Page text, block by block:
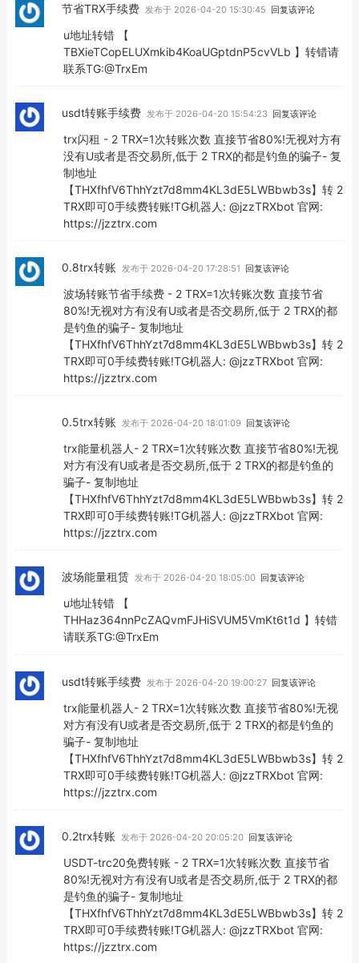
节省TRX手续费 发布于 2026-04-20 15:30:45 回复该评论
u地址转错 【
TBXieTCopELUXmkib4KoaUGptdnP5cvVLb 】转错请
联系TG:@TrxEm
usdt转账手续费 发布于 2026-04-20 15:54:23 回复该评论
trx闪租 - 2 TRX=1次转账次数 直接节省80%!无视对方有
没有U或者是否交易所,低于 2 TRX的都是钓鱼的骗子- 复
制地址
【THXfhfV6ThhYzt7d8mm4KL3dE5LWBbwb3s】转 2
TRX即可0手续费转账!TG机器人: @jzzTRXbot 官网:
https://jzztrx.com
0.8trx转账 发布于 2026-04-20 17:28:51 回复该评论
波场转账节省手续费 - 2 TRX=1次转账次数 直接节省
80%!无视对方有没有U或者是否交易所,低于 2 TRX的都
是钓鱼的骗子- 复制地址
【THXfhfV6ThhYzt7d8mm4KL3dE5LWBbwb3s】转 2
TRX即可0手续费转账!TG机器人: @jzzTRXbot 官网:
https://jzztrx.com
0.5trx转账 发布于 2026-04-20 18:01:09 回复该评论
trx能量机器人- 2 TRX=1次转账次数 直接节省80%!无视
对方有没有U或者是否交易所,低于 2 TRX的都是钓鱼的
骗子- 复制地址
【THXfhfV6ThhYzt7d8mm4KL3dE5LWBbwb3s】转 2
TRX即可0手续费转账!TG机器人: @jzzTRXbot 官网:
https://jzztrx.com
波场能量租赁 发布于 2026-04-20 18:05:00 回复该评论
u地址转错 【
THHaz364nnPcZAQvmFJHiSVUM5VmKt6t1d 】转错
请联系TG:@TrxEm
usdt转账手续费 发布于 2026-04-20 19:00:27 回复该评论
trx能量机器人- 2 TRX=1次转账次数 直接节省80%!无视
对方有没有U或者是否交易所,低于 2 TRX的都是钓鱼的
骗子- 复制地址
【THXfhfV6ThhYzt7d8mm4KL3dE5LWBbwb3s】转 2
TRX即可0手续费转账!TG机器人: @jzzTRXbot 官网:
https://jzztrx.com
0.2trx转账 发布于 2026-04-20 20:05:20 回复该评论
USDT-trc20免费转账 - 2 TRX=1次转账次数 直接节省
80%!无视对方有没有U或者是否交易所,低于 2 TRX的都
是钓鱼的骗子- 复制地址
【THXfhfV6ThhYzt7d8mm4KL3dE5LWBbwb3s】转 2
TRX即可0手续费转账!TG机器人: @jzzTRXbot 官网:
https://jzztrx.com